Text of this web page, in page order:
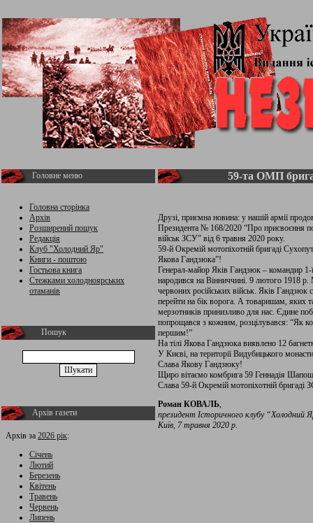
Головне меню
Головна сторінка
Архів
Розширений пошук
Редакція
Клуб "Холодний Яр"
Книги - поштою
Гостьова книга
Стежками холодноярських
отаманів
Пошук
Архів газети
Архів за 2026 рік:
Січень
Лютий
Березень
Квітень
Травень
Червень
Липень
59-та ОМП
Друзі, приємна новина: у нашій армії
Президента № 168/2020 “Про присвоєння
військ ЗСУ” від 6 травня 2020 року.
59-й Окремій мотопіхотній бригаді
Якова Гандзюка”!
Генерал-майор Яків Гандзюк – командир 1-ї
народився на Вінниччині. 9 лютого 1918
червоних російських військ. Яків
перейти на бік ворога. А товаришам, яких
мерзотників принизливо для нас. Єдине
попрощався з кожним, розцілувався: “Як
першим!”
На тілі Якова Гандзюка виявлено 12
У Києві, на території Видубицького
Слава Якову Гандзюку!
Щиро вітаємо комбрига 59 Геннадія
Слава 59-й Окремій мотопіхотній
Роман КОВАЛЬ,
президент Історичного клубу “Холодний
Київ, 7 травня 2020 р.